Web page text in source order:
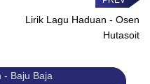
Lirik Lagu Haduan - Osen
Hutasoit
- Baju Baja